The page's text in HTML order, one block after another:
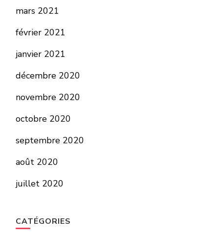
mars 2021
février 2021
janvier 2021
décembre 2020
novembre 2020
octobre 2020
septembre 2020
août 2020
juillet 2020
CATÉGORIES